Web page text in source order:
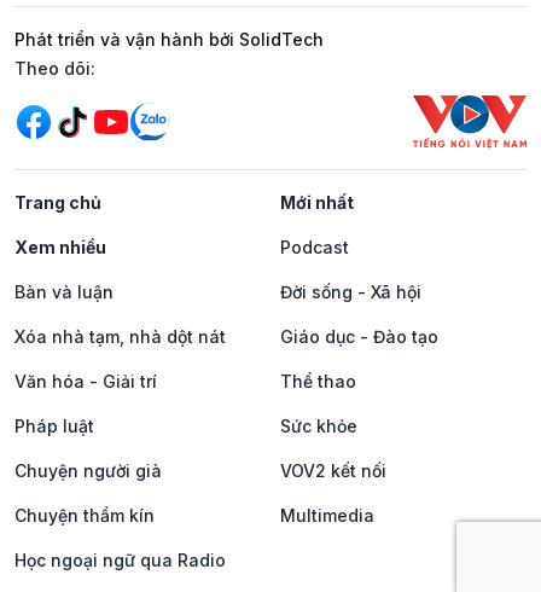
Phát triển và vận hành bởi SolidTech
Mạng xã hội
Theo dõi:
Trang chủ Mới nhất
Xem nhiều Podcast
Bàn và luận Đời sống - Xã hội
Xóa nhà tạm, nhà dột nát Giáo dục - Đào tạo
Văn hóa - Giải trí Thể thao
Pháp luật Sức khỏe
Chuyện người già VOV2 kết nối
Chuyện thầm kín Multimedia
Học ngoại ngữ qua Radio